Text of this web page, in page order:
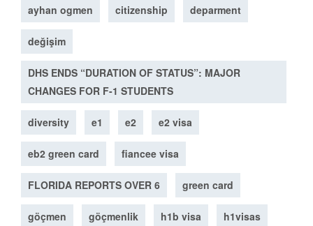
ayhan ogmen citizenship deparment
değişim
DHS ENDS “DURATION OF STATUS”: MAJOR
CHANGES FOR F-1 STUDENTS
diversity e1 e2 e2 visa
eb2 green card fiancee visa
FLORIDA REPORTS OVER 6 green card
göçmen göçmenlik h1b visa h1visas